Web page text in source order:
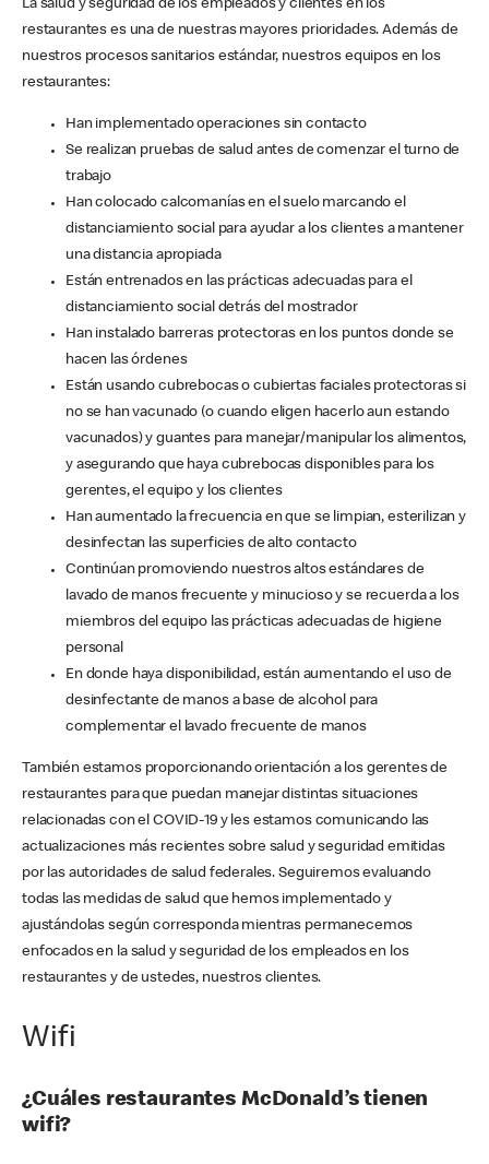
La salud y seguridad de los empleados y clientes en los
restaurantes es una de nuestras mayores prioridades. Además de
nuestros procesos sanitarios estándar, nuestros equipos en los
restaurantes:
Han implementado operaciones sin contacto
Se realizan pruebas de salud antes de comenzar el turno de
trabajo
Han colocado calcomanías en el suelo marcando el
distanciamiento social para ayudar a los clientes a mantener
una distancia apropiada
Están entrenados en las prácticas adecuadas para el
distanciamiento social detrás del mostrador
Han instalado barreras protectoras en los puntos donde se
hacen las órdenes
Están usando cubrebocas o cubiertas faciales protectoras si
no se han vacunado (o cuando eligen hacerlo aun estando
vacunados) y guantes para manejar/manipular los alimentos,
y asegurando que haya cubrebocas disponibles para los
gerentes, el equipo y los clientes
Han aumentado la frecuencia en que se limpian, esterilizan y
desinfectan las superficies de alto contacto
Continúan promoviendo nuestros altos estándares de
lavado de manos frecuente y minucioso y se recuerda a los
miembros del equipo las prácticas adecuadas de higiene
personal
En donde haya disponibilidad, están aumentando el uso de
desinfectante de manos a base de alcohol para
complementar el lavado frecuente de manos
También estamos proporcionando orientación a los gerentes de
restaurantes para que puedan manejar distintas situaciones
relacionadas con el COVID-19 y les estamos comunicando las
actualizaciones más recientes sobre salud y seguridad emitidas
por las autoridades de salud federales. Seguiremos evaluando
todas las medidas de salud que hemos implementado y
ajustándolas según corresponda mientras permanecemos
enfocados en la salud y seguridad de los empleados en los
restaurantes y de ustedes, nuestros clientes.
Wifi
¿Cuáles restaurantes McDonald’s tienen
wifi?